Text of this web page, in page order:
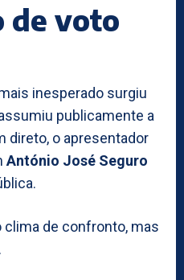
de voto
inesperado surgiu
publicamente a
direto, o apresentador
António José Seguro
clima de confronto, mas